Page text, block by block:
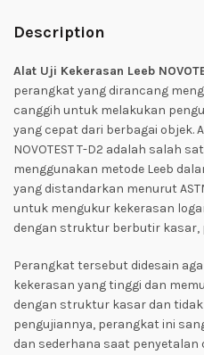
Description
Alat Uji Kekerasan Leeb
perangkat yang dirancang
canggih untuk melakukan
yang cepat dari berbagai objek.
NOVOTEST T-D2 adalah salah
menggunakan metode Leeb
yang distandarkan menurut
untuk mengukur kekerasan
dengan struktur berbutir kasar,
Perangkat tersebut didesain
kekerasan yang tinggi dan
dengan struktur kasar dan
pengujiannya, perangkat ini
dan sederhana saat penyetalan